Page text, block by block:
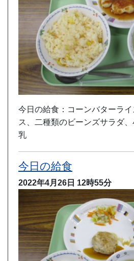
今日の給食：コーンバターラ
ス、二種類のビーンズサラダ
乳
今日の給食
2022年4月26日 12時55分